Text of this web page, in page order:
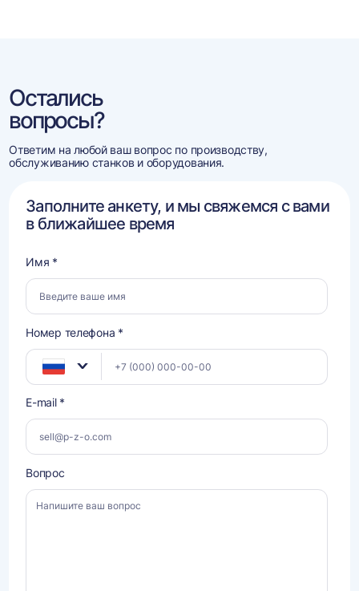
Остались
вопросы?
Ответим на любой ваш вопрос по производству,
обслуживанию станков и оборудования.
Заполните анкету, и мы свяжемся с вами
в ближайшее время
Имя *
Номер телефона *
E-mail *
Вопрос